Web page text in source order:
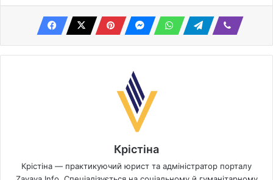
Крістіна
Крістіна — практикуючий юрист та адміністратор порталу